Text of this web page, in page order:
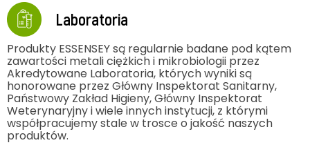
Laboratoria
Produkty ESSENSEY są regularnie badane pod kątem
zawartości metali ciężkich i mikrobiologii przez
Akredytowane Laboratoria, których wyniki są
honorowane przez Główny Inspektorat Sanitarny,
Państwowy Zakład Higieny, Główny Inspektorat
Weterynaryjny i wiele innych instytucji, z którymi
współpracujemy stale w trosce o jakość naszych
produktów.